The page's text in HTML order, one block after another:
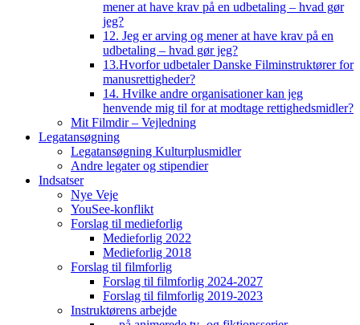
mener at have krav på en udbetaling – hvad gør
jeg?
12. Jeg er arving og mener at have krav på en
udbetaling – hvad gør jeg?
13.Hvorfor udbetaler Danske Filminstruktører for
manusrettigheder?
14. Hvilke andre organisationer kan jeg
henvende mig til for at modtage rettighedsmidler?
Mit Filmdir – Vejledning
Legatansøgning
Legatansøgning Kulturplusmidler
Andre legater og stipendier
Indsatser
Nye Veje
YouSee-konflikt
Forslag til medieforlig
Medieforlig 2022
Medieforlig 2018
Forslag til filmforlig
Forslag til filmforlig 2024-2027
Forslag til filmforlig 2019-2023
Instruktørens arbejde